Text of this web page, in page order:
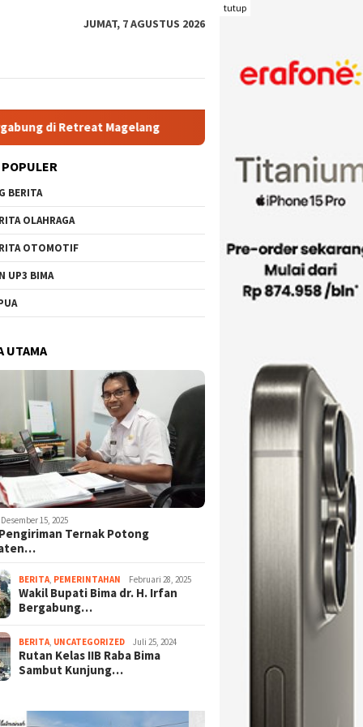
tutup
JUMAT, 7 AGUSTUS 2026
Rutan Kelas IIB Raba Bima Sambut Kunjungan
BERITA
OLAHRAGA
OTOMOTIF
UP3 BIMA
UTAMA
Desember 15, 2025
Ternak Potong
BERITA PEMERINTAHAN Februari 28, 2025
Wakil Bupati Bima dr. H. Irfan
Bergabung…
BERITA UNCATEGORIZED Juli 25, 2024
Rutan Kelas IIB Raba Bima
Sambut Kunjung…